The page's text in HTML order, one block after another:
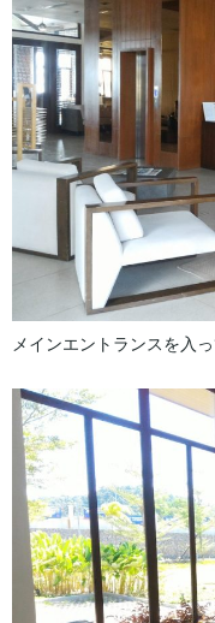
メインエントランスを入